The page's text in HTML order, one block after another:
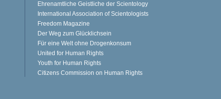
Ehrenamtliche Geistliche der Scientology
International Association of Scientologists
Freedom Magazine
Der Weg zum Glücklichsein
Für eine Welt ohne Drogenkonsum
United for Human Rights
Youth for Human Rights
Citizens Commission on Human Rights